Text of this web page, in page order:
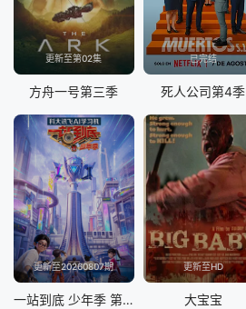
更新至第02集
方舟一号第三季
已完结
死人公司第4季
更新至20260807期
一站到底 少年季 第2季
更新至HD
大宝宝